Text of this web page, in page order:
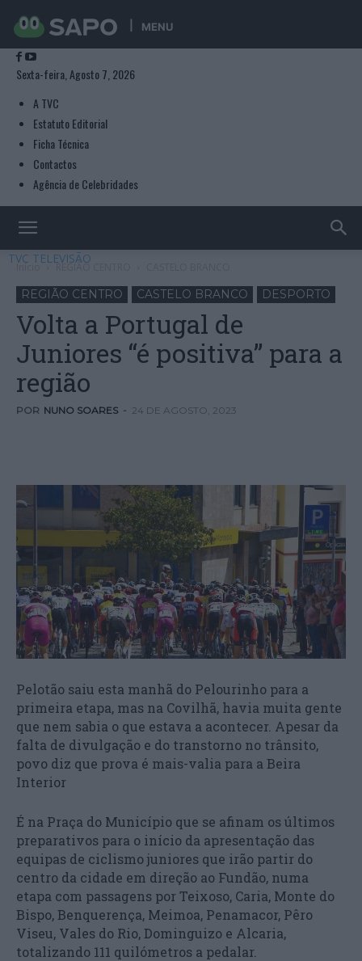
MENU
Sexta-feira, Agosto 7, 2026
A TVC
Estatuto Editorial
Ficha Técnica
Contactos
Agência de Celebridades
TVC TELEVISÃO
Início REGIÃO CENTRO
REGIÃO CENTRO CASTELO BRANCO DESPORTO
Volta a Portugal de
Juniores “é positiva” para a
região
POR NUNO SOARES - 24 DE AGOSTO, 2023
Pelotão saiu esta manhã do Pelourinho para a
primeira etapa, mas na Covilhã, havia muita gente
que nem sabia o que estava a acontecer. Apesar da
falta de divulgação e do transtorno no trânsito,
povo diz que prova é mais-valia para a Beira
Interior
É na Praça do Município que se afinam os últimos
preparativos para o início da apresentação das
equipas de ciclismo juniores que irão partir do
centro da cidade em direção ao Fundão, numa
etapa com passagens por Teixoso, Caria, Monte do
Bispo, Benquerença, Meimoa, Penamacor, Pêro
Viseu, Vales do Rio, Dominguizo e Alcaria,
totalizando 111 quilómetros a pedalar.